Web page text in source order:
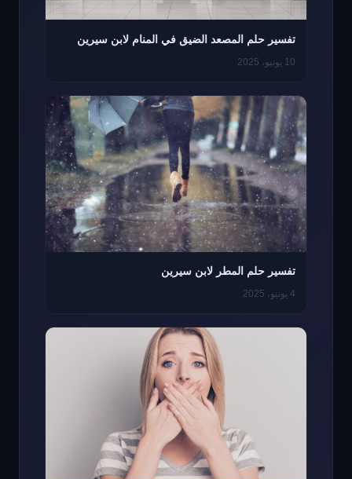
تفسير حلم المصعد الضيق في المنام لابن سيرين
10 يونيو، 2025
تفسير حلم المطر لابن سيرين
4 يونيو، 2025